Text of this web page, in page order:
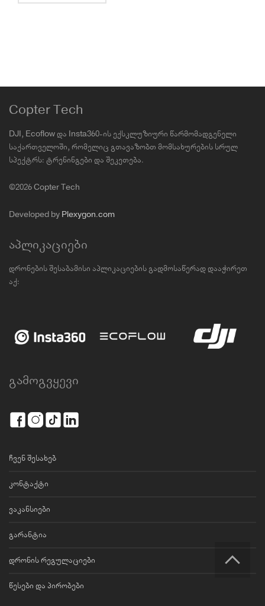
Copter Tech
DJI, Ecoflow და Insta360-ის ექსკლუზიური წარმომადგენელი
საქართველოში, რომელიც გთავაზობთ მომსახურების სრულ
სპექტრს: ტრენინგები და შეკეთება.
©2026 Copter Tech
Developed by Plexygon.com
აპლიკაციები
დრონების შესაბამისი აპლიკაციების გადმოსაწერად დააჭირეთ
აქ:
გამოგვყევი
ჩვენ შესახებ
კონტაქტი
ვაკანსიები
გარანტია
დრონის რეგულაციები
წესები და პირობები